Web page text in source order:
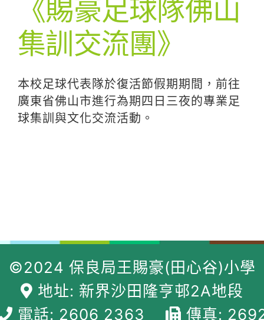
《賜豪足球隊佛山
集訓交流團》
本校足球代表隊於復活節假期期間，前往
廣東省佛山市進行為期四日三夜的專業足
球集訓與文化交流活動。
©2024 保良局王賜豪(田心谷)小學
地址: 新界沙田隆亨邨2A地段
電話: 2606 2363
傳真: